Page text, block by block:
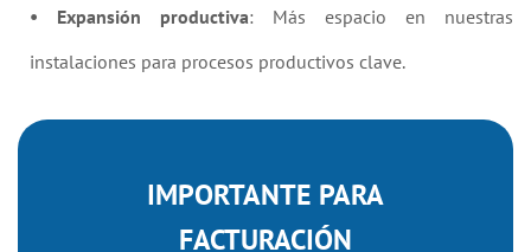
• Expansión productiva: Más espacio en nuestras
instalaciones para procesos productivos clave.
IMPORTANTE PARA
FACTURACIÓN